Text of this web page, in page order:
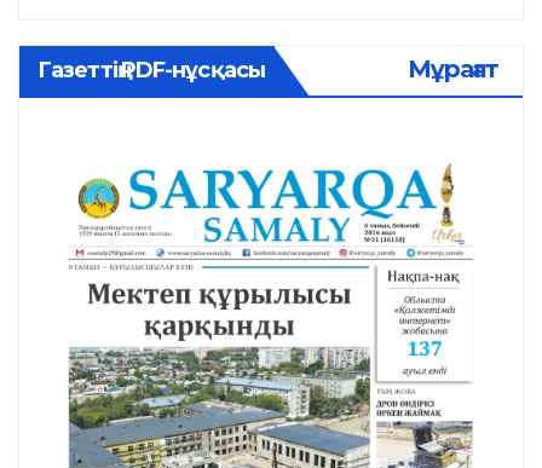
Газеттің PDF-нұсқасы Мұрағат